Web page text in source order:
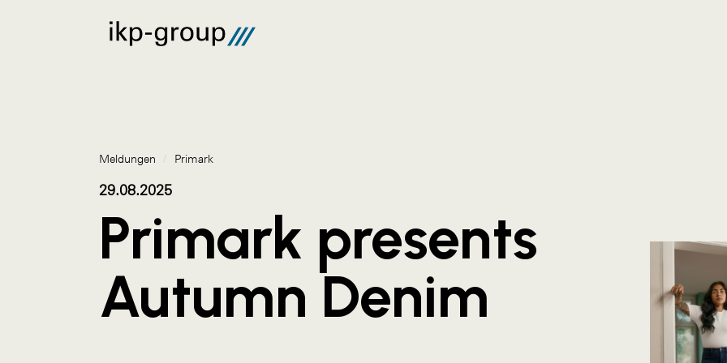
Meldungen / Primark
29.08.2025
Primark presents
Autumn Denim